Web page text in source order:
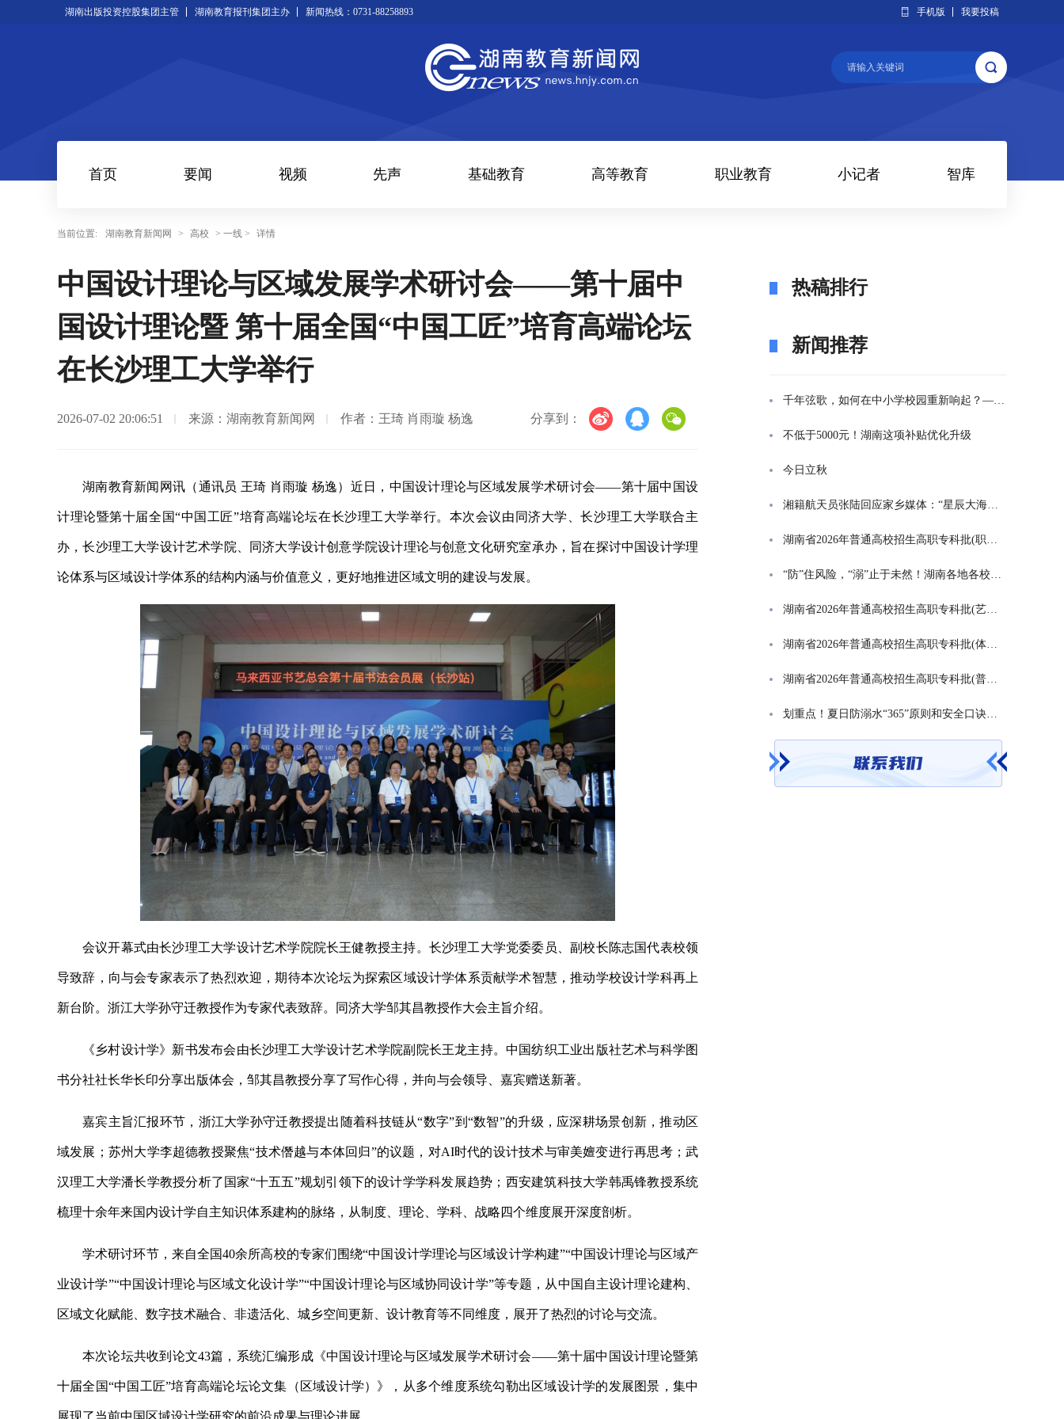
湖南出版投资控股集团主管 湖南教育报刊集团主办 新闻热线：0731-88258893 手机版 我要投稿
首页 要闻 视频 先声 基础教育 高等教育 职业教育 小记者 智库
当前位置: 湖南教育新闻网 > 高校 > 一线 > 详情
中国设计理论与区域发展学术研讨会——第十届中
国设计理论暨 第十届全国“中国工匠”培育高端论坛
在长沙理工大学举行
2026-07-02 20:06:51 来源：湖南教育新闻网 作者：王琦 肖雨璇 杨逸 分享到：
湖南教育新闻网讯（通讯员 王琦 肖雨璇 杨逸）近日，中国设计理论与区域发展学术研讨会——第十届中国设
计理论暨第十届全国“中国工匠”培育高端论坛在长沙理工大学举行。本次会议由同济大学、长沙理工大学联合主
办，长沙理工大学设计艺术学院、同济大学设计创意学院设计理论与创意文化研究室承办，旨在探讨中国设计学理
论体系与区域设计学体系的结构内涵与价值意义，更好地推进区域文明的建设与发展。
会议开幕式由长沙理工大学设计艺术学院院长王健教授主持。长沙理工大学党委委员、副校长陈志国代表校领
导致辞，向与会专家表示了热烈欢迎，期待本次论坛为探索区域设计学体系贡献学术智慧，推动学校设计学科再上
新台阶。浙江大学孙守迁教授作为专家代表致辞。同济大学邹其昌教授作大会主旨介绍。
《乡村设计学》新书发布会由长沙理工大学设计艺术学院副院长王龙主持。中国纺织工业出版社艺术与科学图
书分社社长华长印分享出版体会，邹其昌教授分享了写作心得，并向与会领导、嘉宾赠送新著。
嘉宾主旨汇报环节，浙江大学孙守迁教授提出随着科技链从“数字”到“数智”的升级，应深耕场景创新，推动区
域发展；苏州大学李超德教授聚焦“技术僭越与本体回归”的议题，对AI时代的设计技术与审美嬗变进行再思考；武
汉理工大学潘长学教授分析了国家“十五五”规划引领下的设计学学科发展趋势；西安建筑科技大学韩禹锋教授系统
梳理十余年来国内设计学自主知识体系建构的脉络，从制度、理论、学科、战略四个维度展开深度剖析。
学术研讨环节，来自全国40余所高校的专家们围绕“中国设计学理论与区域设计学构建”“中国设计理论与区域产
业设计学”“中国设计理论与区域文化设计学”“中国设计理论与区域协同设计学”等专题，从中国自主设计理论建构、
区域文化赋能、数字技术融合、非遗活化、城乡空间更新、设计教育等不同维度，展开了热烈的讨论与交流。
本次论坛共收到论文43篇，系统汇编形成《中国设计理论与区域发展学术研讨会——第十届中国设计理论暨第
十届全国“中国工匠”培育高端论坛论文集（区域设计学）》，从多个维度系统勾勒出区域设计学的发展图景，集中
展现了当前中国区域设计学研究的前沿成果与理论进展。
热稿排行
新闻推荐
千年弦歌，如何在中小学校园重新响起？——湖南首届中小学书院制建设研讨会观察
不低于5000元！湖南这项补贴优化升级
今日立秋
湘籍航天员张陆回应家乡媒体：“星辰大海是一群人的长征”
湖南省2026年普通高校招生高职专科批(职高对口类)第一次投档分数线
“防”住风险，“溺”止于未然！湖南各地各校打响防溺水“保卫战”
湖南省2026年普通高校招生高职专科批(艺术类)第一次投档分数线
湖南省2026年普通高校招生高职专科批(体育类)第一次投档分数线
湖南省2026年普通高校招生高职专科批(普通类)第一次投档分数线
划重点！夏日防溺水“365”原则和安全口诀一起学